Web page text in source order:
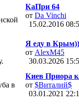
КаПри 64
от Da Vinchi
15.02.2016
Я еду в
от AlexM45
30.03.2026
в
Киев Приора
от $Виталий$
03.01.2021